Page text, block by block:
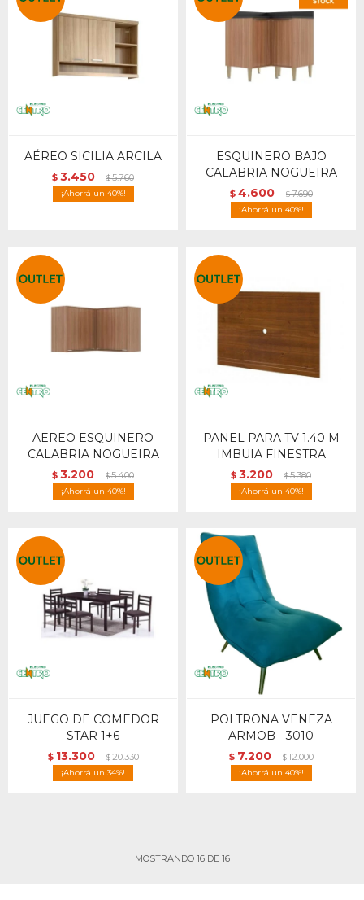
AÉREO SICILIA ARCILA
$ 3.450 $5.760
40
ESQUINERO BAJO
CALABRIA NOGUEIRA
$ 4.600 $7.690
40
AEREO ESQUINERO
CALABRIA NOGUEIRA
$ 3.200 $5.400
40
PANEL PARA TV 1.40 M
IMBUIA FINESTRA
$ 3.200 $5.380
40
JUEGO DE COMEDOR
STAR 1+6
$ 13.300 $20.330
34
POLTRONA VENEZA
ARMOB - 3010
$ 7.200 $12.000
40
MOSTRANDO 16DE 16